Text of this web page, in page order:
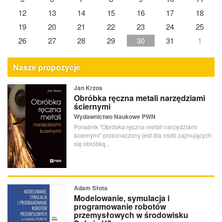
12
13 14 15 16 17
18
19
20 21 22 23 24
25
26
27 28 29 30 31 1
Nasze propozycje
Jan Krzos
Obróbka ręczna metali narzędziami
ściernymi
Wydawnictwo Naukowe PWN
Poradnik "Obróbka ręczna metali narzędziami
ściernymi" przeznaczony jest dla osób zajmujących
się obróbką...
Adam Słota
Modelowanie, symulacja i
programowanie robotów
przemysłowych w środowisku